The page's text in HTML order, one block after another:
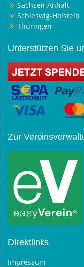
Sachsen-Anhalt
Schleswig-Holstein
Thüringen
Unterstützen Sie
Zur
Direktlinks
Impressum